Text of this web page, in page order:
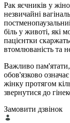
Рак яєчників у
незвичайні
біль у животі, які
пацієнтки
втомлюваність та
Важливо
обов'язково
жінку протягом
звернутися до
Замовити дзвінок